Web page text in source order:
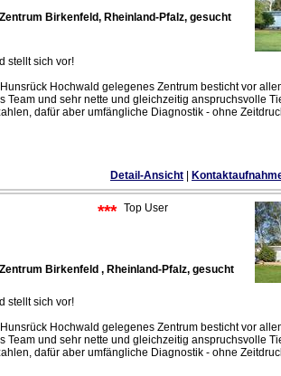
Birkenfeld, Rheinland-Pfalz, gesucht
stellt sich vor!
Hochwald gelegenes Zentrum besticht vor
Team und sehr nette und gleichzeitig anspruchsvolle
dafür aber umfängliche Diagnostik - ohne
Detail-Ansicht
*** Top User
Birkenfeld , Rheinland-Pfalz, gesucht
stellt sich vor!
Hochwald gelegenes Zentrum besticht vor
Team und sehr nette und gleichzeitig anspruchsvolle
dafür aber umfängliche Diagnostik - ohne